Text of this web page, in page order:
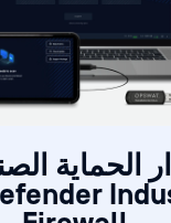
الحماية